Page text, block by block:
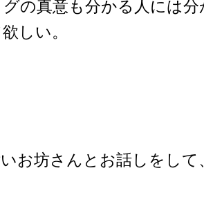
の真意も分かる人には
しい。
お坊さんとお話しをして